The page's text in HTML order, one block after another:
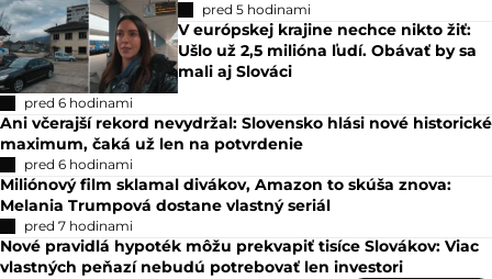
pred 5 hodinami
V európskej krajine nechce nikto žiť:
Ušlo už 2,5 milióna ľudí. Obávať by sa
mali aj Slováci
pred 6 hodinami
Ani včerajší rekord nevydržal: Slovensko hlási nové historické
maximum, čaká už len na potvrdenie
pred 6 hodinami
Miliónový film sklamal divákov, Amazon to skúša znova:
Melania Trumpová dostane vlastný seriál
pred 7 hodinami
Nové pravidlá hypoték môžu prekvapiť tisíce Slovákov: Viac
vlastných peňazí nebudú potrebovať len investori